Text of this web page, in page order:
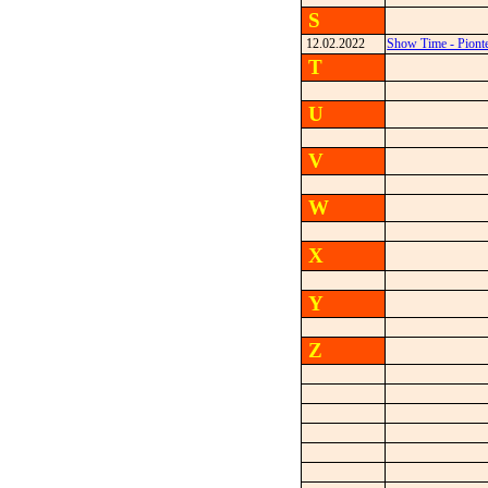
S
12.02.2022 Show Time -
T
U
V
W
X
Y
Z